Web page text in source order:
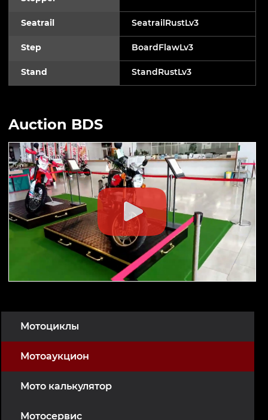
Мотоциклы
Мотоаукцион
Мото калькулятор
Мотосервис
Seatrail SeatrailRustLv3
Step BoardFlawLv3
Stand StandRustLv3
Auction BDS